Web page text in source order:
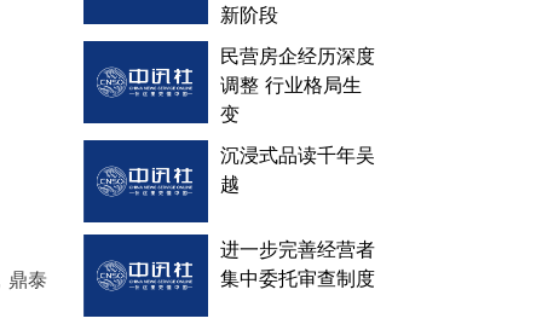
鼎泰
新阶段
民营房企经历深度
调整 行业格局生
变
沉浸式品读千年吴
越
进一步完善经营者
集中委托审查制度